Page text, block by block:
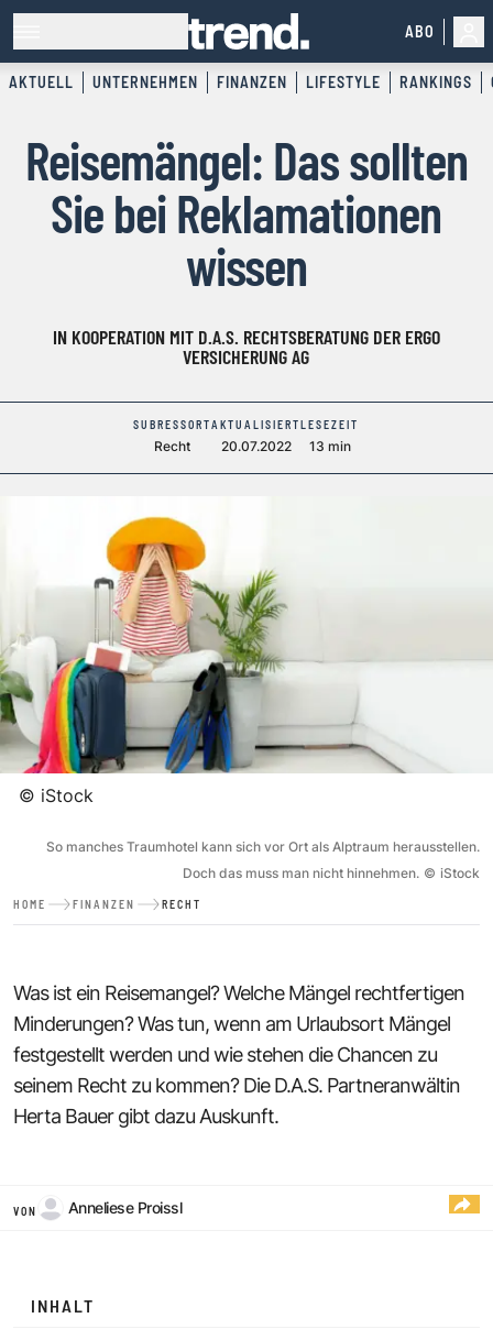
ABO
AKTUELL UNTERNEHMEN FINANZEN LIFESTYLE RANKINGS
Reisemängel: Das sollten
Sie bei Reklamationen
wissen
IN KOOPERATION MIT D.A.S. RECHTSBERATUNG DER ERGO
VERSICHERUNG AG
SUBRESSORT
Recht
AKTUALISIERT
20.07.2022
LESEZEIT
13 min
© iStock
So manches Traumhotel kann sich vor Ort als Alptraum herausstellen.
Doch das muss man nicht hinnehmen. © iStock
HOME FINANZEN RECHT
Was ist ein Reisemangel? Welche Mängel rechtfertigen
Minderungen? Was tun, wenn am Urlaubsort Mängel
festgestellt werden und wie stehen die Chancen zu
seinem Recht zu kommen? Die D.A.S. Partneranwältin
Herta Bauer gibt dazu Auskunft.
VON Anneliese Proissl
INHALT